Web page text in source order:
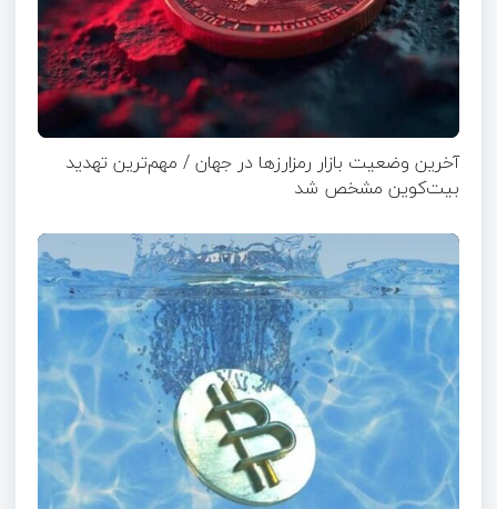
آخرین وضعیت بازار رمزارزها در جهان / مهم‌ترین تهدید
بیت‌کوین مشخص شد